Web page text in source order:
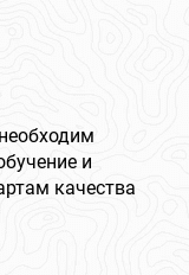
и
качества